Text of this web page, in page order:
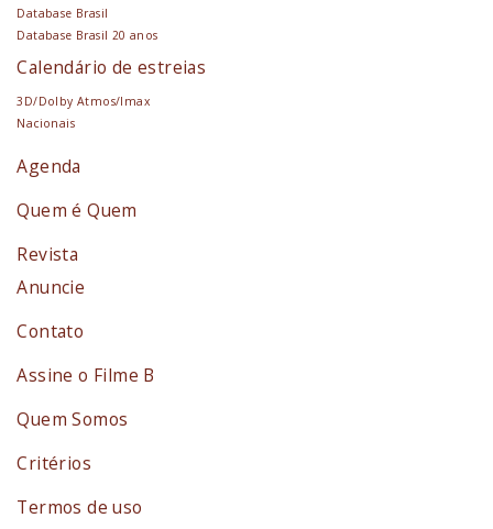
Database Brasil
Database Brasil 20 anos
Calendário de estreias
3D/Dolby Atmos/Imax
Nacionais
Agenda
Quem é Quem
Revista
Anuncie
Contato
Assine o Filme B
Quem Somos
Critérios
Termos de uso